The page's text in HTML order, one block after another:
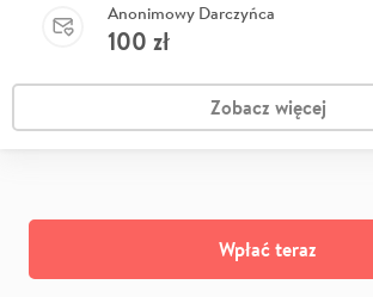
Anonimowy Darczyńca
100 zł
Zobacz więcej
Wpłać teraz